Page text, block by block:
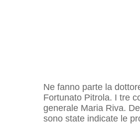
Ne fanno parte la
Fortunato Pitrola. I tre
generale Maria Riva.
sono state indicate le